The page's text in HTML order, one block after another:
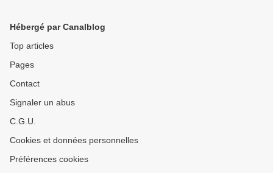
Hébergé par Canalblog
Top articles
Pages
Contact
Signaler un abus
C.G.U.
Cookies et données personnelles
Préférences cookies